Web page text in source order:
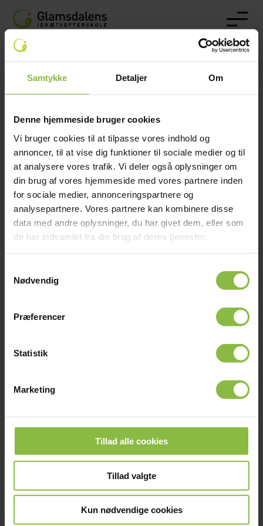
Samtykke Detaljer Om
Denne hjemmeside bruger cookies
Vi bruger cookies til at tilpasse vores indhold og
annoncer, til at vise dig funktioner til sociale medier og til
at analysere vores trafik. Vi deler også oplysninger om
din brug af vores hjemmeside med vores partnere inden
for sociale medier, annonceringspartnere og
analysepartnere. Vores partnere kan kombinere disse
data med andre oplysninger, du har givet dem, eller som
de har indsamlet fra din brug af deres tjenester.
Nødvendig
Præferencer
Statistik
Marketing
Tillad alle cookies
Tillad valgte
Kun nødvendige cookies
Glamsdalens Idrætsefterskole
Telefon:64 72 36 60
Mail:gie@glamsdalen.dk
EAN: 5790002583575
Efterskolelivet
INTRANET VIGGO
Copyright © 2026 | All Rights Reserved Glamsdalens
Idrætsefterskole | Telefon:64 72 36 60 | Mail:gie@glamsdalen.dk